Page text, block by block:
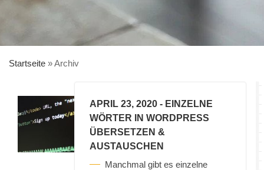
Startseite »Archiv
APRIL 23, 2020 - EINZELNE
WÖRTER IN WORDPRESS
ÜBERSETZEN &
AUSTAUSCHEN
Manchmal gibt es einzelne